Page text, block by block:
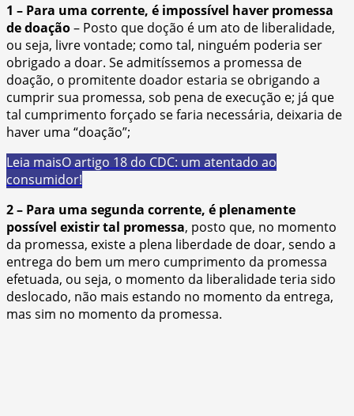
1 – Para uma corrente, é impossível haver promessa
de doação– Posto que doção é um ato de liberalidade,
ou seja, livre vontade; como tal, ninguém poderia ser
obrigado a doar. Se admitíssemos a promessa de
doação, o promitente doador estaria se obrigando a
cumprir sua promessa, sob pena de execução e; já que
tal cumprimento forçado se faria necessária, deixaria de
haver uma “doação”;
Leia maisO artigo 18 do CDC: um atentado ao
consumidor!
2 – Para uma segunda corrente, é plenamente
possível existir tal promessa, posto que, no momento
da promessa, existe a plena liberdade de doar, sendo a
entrega do bem um mero cumprimento da promessa
efetuada, ou seja, o momento da liberalidade teria sido
deslocado, não mais estando no momento da entrega,
mas sim no momento da promessa.